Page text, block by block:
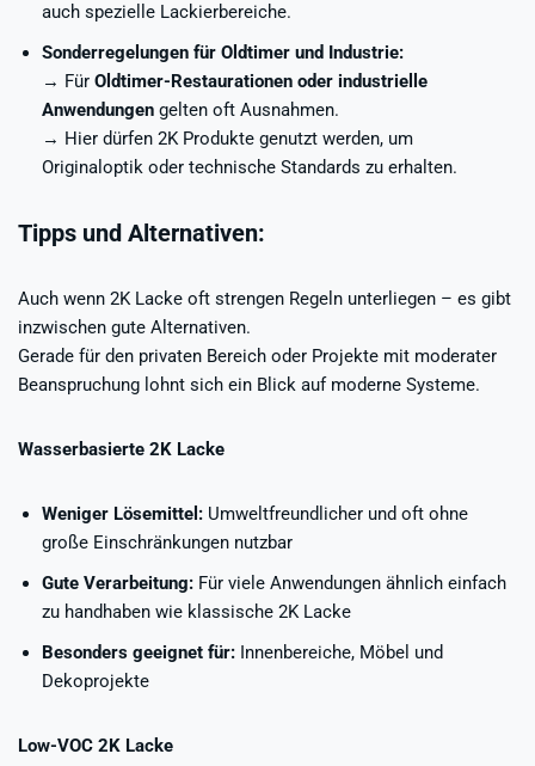
auch spezielle Lackierbereiche.
Sonderregelungen für Oldtimer und Industrie:
→ Für Oldtimer-Restaurationen oder industrielle
Anwendungen gelten oft Ausnahmen.
→ Hier dürfen 2K Produkte genutzt werden, um
Originaloptik oder technische Standards zu erhalten.
Tipps und Alternativen:
Auch wenn 2K Lacke oft strengen Regeln unterliegen – es gibt
inzwischen gute Alternativen.
Gerade für den privaten Bereich oder Projekte mit moderater
Beanspruchung lohnt sich ein Blick auf moderne Systeme.
Wasserbasierte 2K Lacke
Weniger Lösemittel: Umweltfreundlicher und oft ohne
große Einschränkungen nutzbar
Gute Verarbeitung: Für viele Anwendungen ähnlich einfach
zu handhaben wie klassische 2K Lacke
Besonders geeignet für: Innenbereiche, Möbel und
Dekoprojekte
Low-VOC 2K Lacke